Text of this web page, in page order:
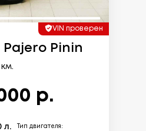
VIN проверен
Pinin
р.
л. Тип двигателя: